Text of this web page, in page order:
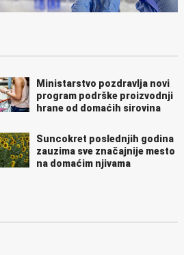
Ministarstvo pozdravlja novi
program podrške proizvodnji
hrane od domaćih sirovina
Suncokret poslednjih godina
zauzima sve značajnije mesto
na domaćim njivama